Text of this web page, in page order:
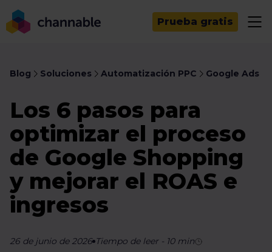
Prueba gratis
Blog Soluciones Automatización PPC Google Ads
Los 6 pasos para
optimizar el proceso
de Google Shopping
y mejorar el ROAS e
ingresos
26 de junio de 2026 Tiempo de leer- 10min